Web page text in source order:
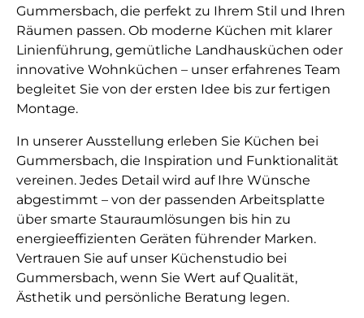
Gummersbach, die perfekt zu Ihrem Stil und Ihren
Räumen passen. Ob moderne Küchen mit klarer
Linienführung, gemütliche Landhausküchen oder
innovative Wohnküchen – unser erfahrenes Team
begleitet Sie von der ersten Idee bis zur fertigen
Montage.
In unserer Ausstellung erleben Sie Küchen bei
Gummersbach, die Inspiration und Funktionalität
vereinen. Jedes Detail wird auf Ihre Wünsche
abgestimmt – von der passenden Arbeitsplatte
über smarte Stauraumlösungen bis hin zu
energieeffizienten Geräten führender Marken.
Vertrauen Sie auf unser Küchenstudio bei
Gummersbach, wenn Sie Wert auf Qualität,
Ästhetik und persönliche Beratung legen.